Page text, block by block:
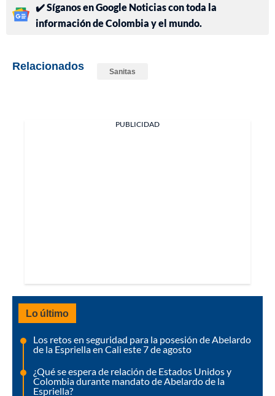
✔️ Síganos en Google Noticias con toda la
información de Colombia y el mundo.
Relacionados Sanitas
PUBLICIDAD
Lo último
Los retos en seguridad para la posesión de Abelardo
de la Espriella en Cali este 7 de agosto
¿Qué se espera de relación de Estados Unidos y
Colombia durante mandato de Abelardo de la
Espriella?